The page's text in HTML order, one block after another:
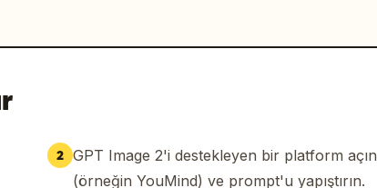
konsept sanatı, gerçekçi
palet, soğuk fırtına ışıklandırması,
arazi detayları, minyatür mimari
bir kampanya haritası gibi net
2 GPT Image 2'i destekleyen bir platform açın
(örneğin YouMind) ve prompt'u yapıştırın.